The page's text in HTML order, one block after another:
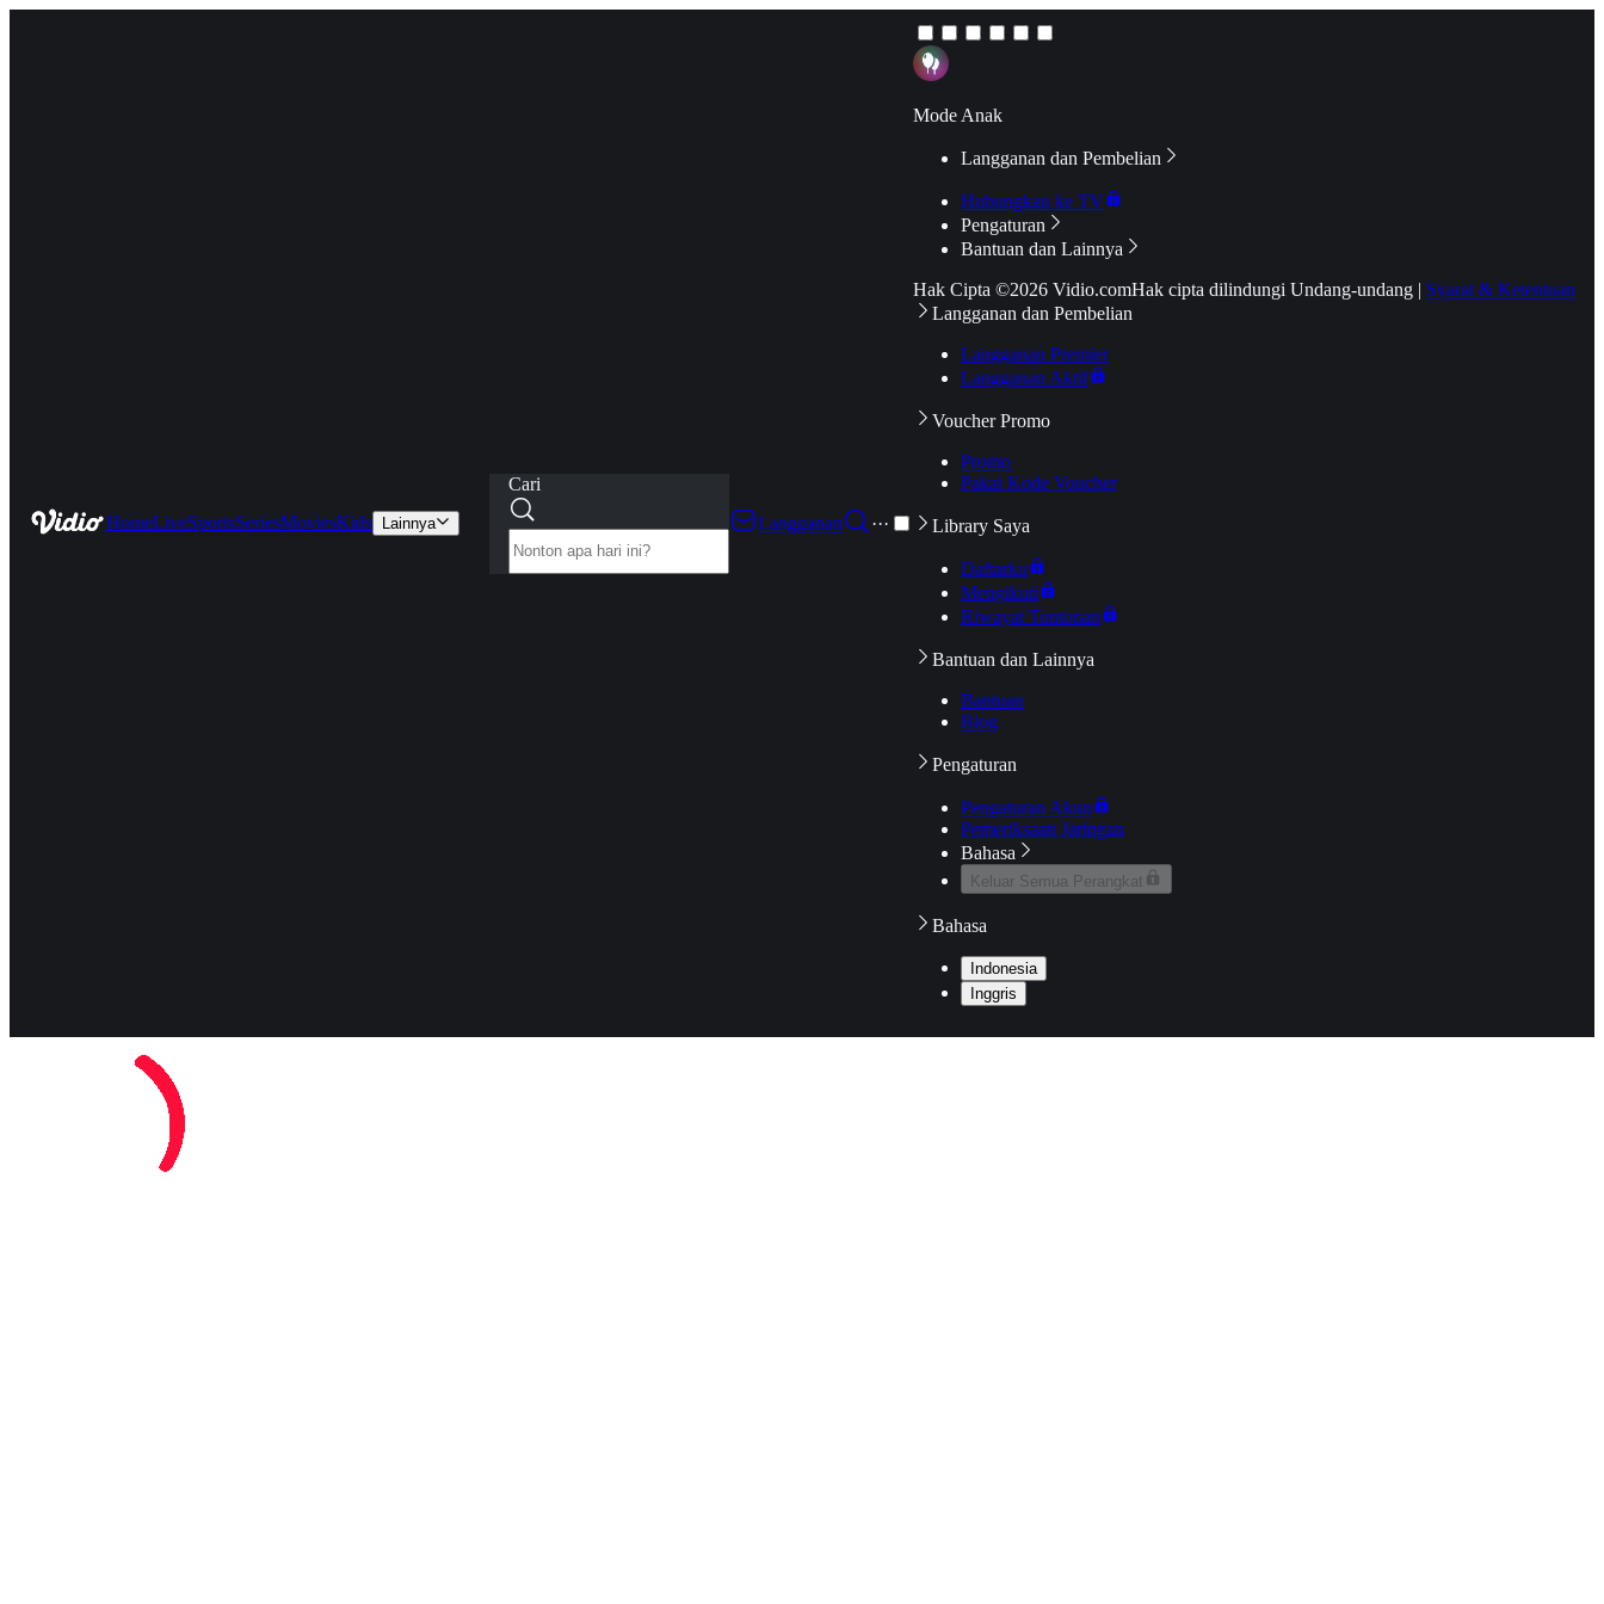
HomeLiveSportsSeriesMoviesKids Lainnya
Cari
Langganan
···
Mode Anak
Langganan dan Pembelian
Hubungkan ke TV
Pengaturan
Bantuan dan Lainnya
Hak Cipta ©2026 Vidio.comHak cipta dilindungi Undang-undang | Syarat & Ketentuan
Langganan dan Pembelian
Langganan Premier
Langganan Aktif
Voucher Promo
Promo
Pakai Kode Voucher
Library Saya
Daftarku
Mengikuti
Riwayat Tontonan
Bantuan dan Lainnya
Bantuan
Blog
Pengaturan
Pengaturan Akun
Pemeriksaan Jaringan
Bahasa
Keluar Semua Perangkat
Bahasa
Indonesia
Inggris